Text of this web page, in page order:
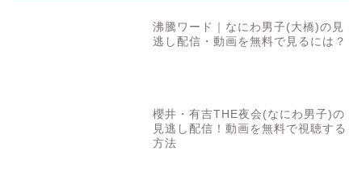
沸騰ワード｜なにわ男子(大橋)の見
逃し配信・動画を無料で見るには？
櫻井・有吉THE夜会(なにわ男子)の
見逃し配信！動画を無料で視聴する
方法